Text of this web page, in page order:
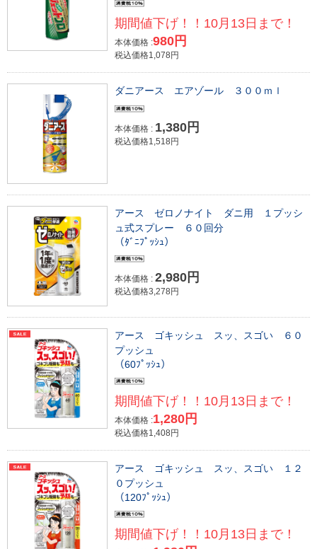
期間値下げ！！10月13日まで！
本体価格 :980円
税込価格1,078円
ダニアース エアゾール ３００ｍｌ
本体価格 : 1,380円
税込価格1,518円
アース ゼロノナイト ダニ用 １プッシ
ュ式スプレー ６０回分
（ﾀﾞﾆﾌﾟｯｼｭ）
本体価格 : 2,980円
税込価格3,278円
アース ゴキッシュ スッ、スゴい ６０
プッシュ
（60ﾌﾟｯｼｭ）
期間値下げ！！10月13日まで！
本体価格 :1,280円
税込価格1,408円
アース ゴキッシュ スッ、スゴい １２
０プッシュ
（120ﾌﾟｯｼｭ）
期間値下げ！！10月13日まで！